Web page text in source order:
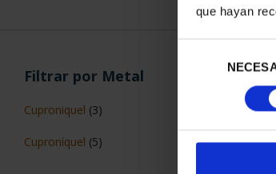
que hayan
consentimiento
Filtrar por Metal
Cuproniquel (3)
Cuproníquel (5)